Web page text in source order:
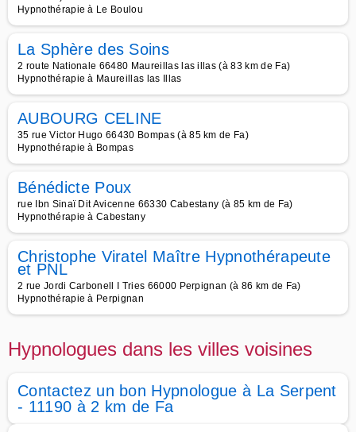
Hypnothérapie à Le Boulou
La Sphère des Soins
2 route Nationale 66480 Maureillas las illas (à 83 km de Fa)
Hypnothérapie à Maureillas las Illas
AUBOURG CELINE
35 rue Victor Hugo 66430 Bompas (à 85 km de Fa)
Hypnothérapie à Bompas
Bénédicte Poux
rue Ibn Sinaï Dit Avicenne 66330 Cabestany (à 85 km de Fa)
Hypnothérapie à Cabestany
Christophe Viratel Maître Hypnothérapeute
et PNL
2 rue Jordi Carbonell I Tries 66000 Perpignan (à 86 km de Fa)
Hypnothérapie à Perpignan
Hypnologues dans les villes voisines
Contactez un bon Hypnologue à La Serpent
- 11190 à 2 km de Fa